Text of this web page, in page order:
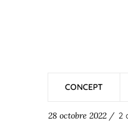
CONCEPT
28 octobre 2022 / 2